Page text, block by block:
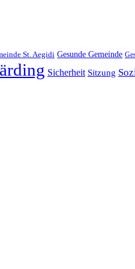
St. Aegidi Gesunde Gemeinde
Sicherheit Sitzung